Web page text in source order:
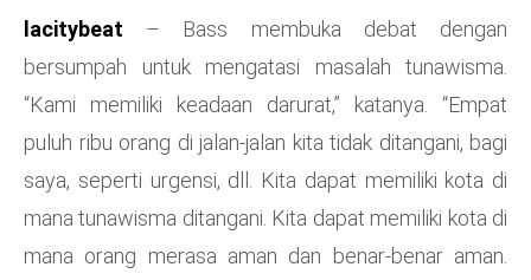
lacitybeat – Bass membuka debat dengan
bersumpah untuk mengatasi masalah tunawisma.
“Kami memiliki keadaan darurat,” katanya. “Empat
puluh ribu orang di jalan-jalan kita tidak ditangani, bagi
saya, seperti urgensi, dll. Kita dapat memiliki kota di
mana tunawisma ditangani. Kita dapat memiliki kota di
mana orang merasa aman dan benar-benar aman.